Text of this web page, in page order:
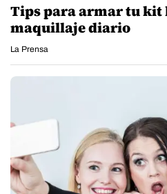
Tips para armar tu kit
maquillaje diario
La Prensa